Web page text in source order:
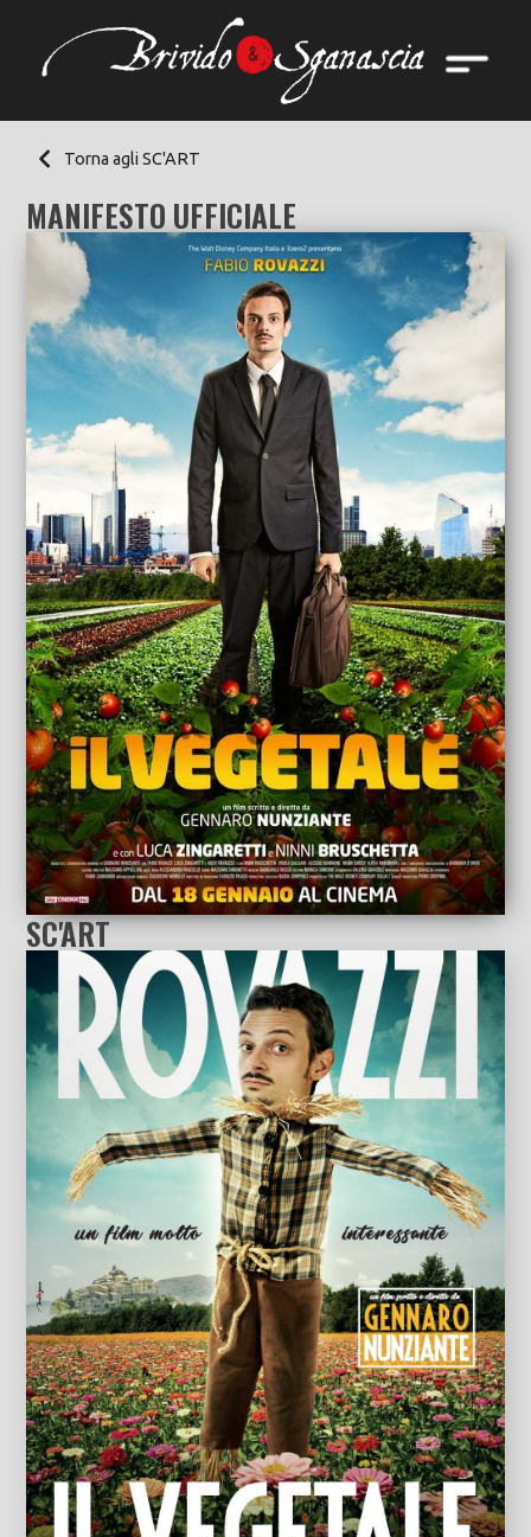
Torna agli SC'ART
MANIFESTO UFFICIALE
SC'ART